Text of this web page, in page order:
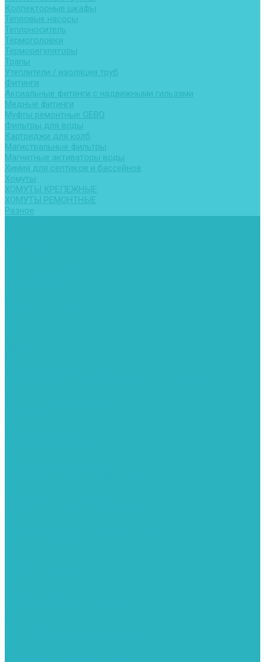
Коллекторные шкафы
Тепловые насосы
Теплоноситель
Термоголовки
Терморегуляторы
Трапы
Утеплители / изоляция труб
Фитинги
Аксиальные фитинги с надвижными гильзами
Медные фитинги
Муфты ремонтные GEBO
Фильтры для воды
Картриджи для колб
Магистральные фильтры
Магнитные активаторы воды
Химия для септиков и бассейнов
Хомуты
ХОМУТЫ КРЕПЕЖНЫЕ
ХОМУТЫ РЕМОНТНЫЕ
Разное